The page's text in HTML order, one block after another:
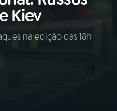
Kiev
na edição das 18h